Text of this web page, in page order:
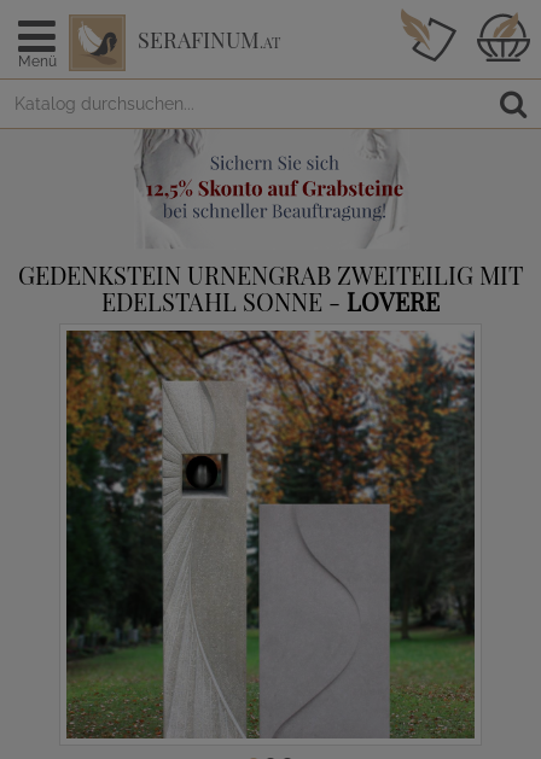
Menü
SERAFINUM.AT
GEDENKSTEIN URNENGRAB ZWEITEILIG MIT
EDELSTAHL SONNE - LOVERE